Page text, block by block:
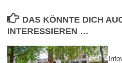
DAS KÖNNTE DICH
INTERESSIEREN …